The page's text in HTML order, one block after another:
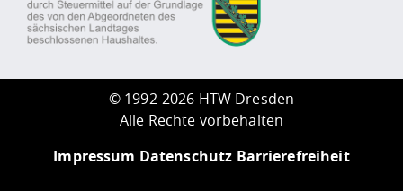
© 1992-2026 HTW Dresden
Alle Rechte vorbehalten
Impressum Datenschutz Barrierefreiheit